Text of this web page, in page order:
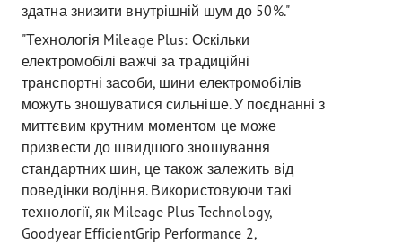
здатна знизити внутрішній шум до 50%."
"Технологія Mileage Plus: Оскільки
електромобілі важчі за традиційні
транспортні засоби, шини електромобілів
можуть зношуватися сильніше. У поєднанні з
миттєвим крутним моментом це може
призвести до швидшого зношування
стандартних шин, це також залежить від
поведінки водіння. Використовуючи такі
технології, як Mileage Plus Technology,
Goodyear EfficientGrip Performance 2,